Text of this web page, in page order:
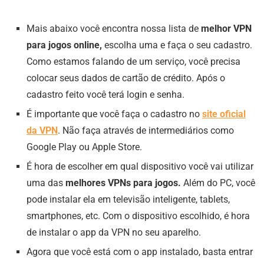
Mais abaixo você encontra nossa lista de melhor VPN
para jogos online, escolha uma e faça o seu cadastro.
Como estamos falando de um serviço, você precisa
colocar seus dados de cartão de crédito. Após o
cadastro feito você terá login e senha.
É importante que você faça o cadastro no site oficial
da VPN. Não faça através de intermediários como
Google Play ou Apple Store.
É hora de escolher em qual dispositivo você vai utilizar
uma das melhores VPNs para jogos. Além do PC, você
pode instalar ela em televisão inteligente, tablets,
smartphones, etc. Com o dispositivo escolhido, é hora
de instalar o app da VPN no seu aparelho.
Agora que você está com o app instalado, basta entrar